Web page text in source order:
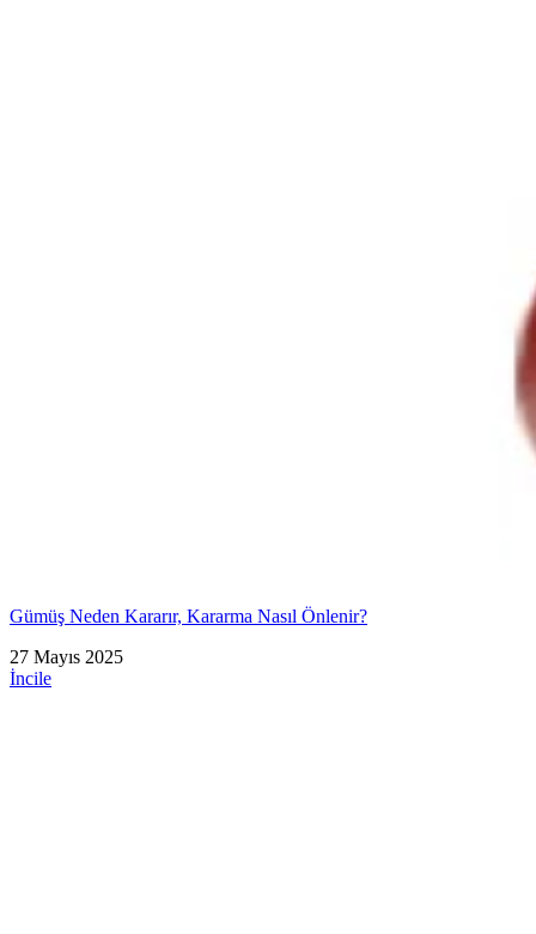
Gümüş Neden Kararır, Kararma Nasıl Önlenir?
27 Mayıs 2025
İncile